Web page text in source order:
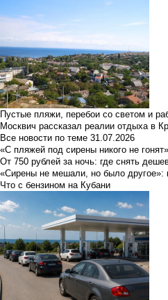
Пустые пляжи, перебои со светом и
Москвич рассказал реалии отдыха в
Все новости по теме 31.07.2026
«С пляжей под сирены никого не
От 750 рублей за ночь: где снять
«Сирены не мешали, но было другое»:
Что с бензином на Кубани